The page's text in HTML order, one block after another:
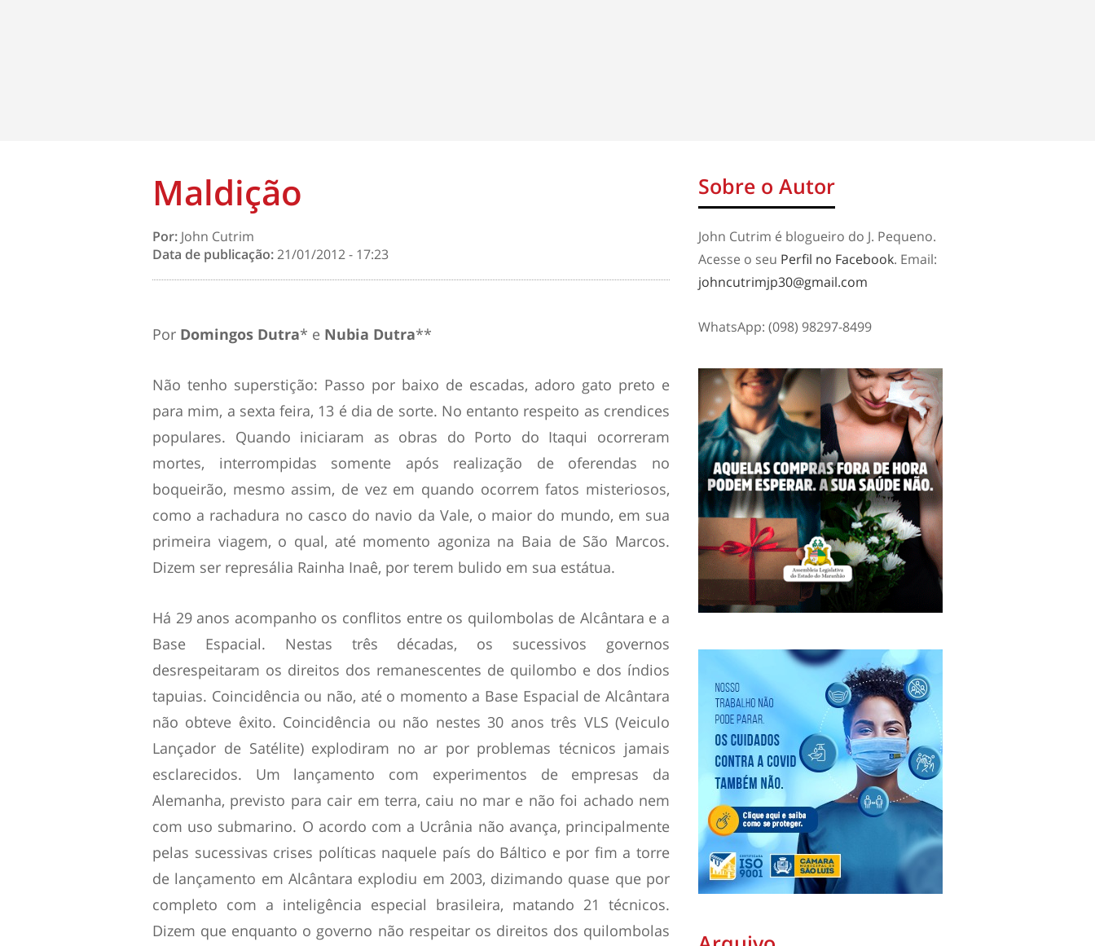
Maldição
Por: John Cutrim
Data de publicação:21/01/2012 - 17:23
Por Domingos Dutra* e Nubia Dutra**
Não tenho superstição: Passo por baixo de escadas, adoro gato preto e
para mim, a sexta feira, 13 é dia de sorte. No entanto respeito as crendices
populares. Quando iniciaram as obras do Porto do Itaqui ocorreram
mortes, interrompidas somente após realização de oferendas no
boqueirão, mesmo assim, de vez em quando ocorrem fatos misteriosos,
como a rachadura no casco do navio da Vale, o maior do mundo, em sua
primeira viagem, o qual, até momento agoniza na Baia de São Marcos.
Dizem ser represália Rainha Inaê, por terem bulido em sua estátua.
Há 29 anos acompanho os conflitos entre os quilombolas de Alcântara e a
Base Espacial. Nestas três décadas, os sucessivos governos
desrespeitaram os direitos dos remanescentes de quilombo e dos índios
tapuias. Coincidência ou não, até o momento a Base Espacial de Alcântara
não obteve êxito. Coincidência ou não nestes 30 anos três VLS (Veiculo
Lançador de Satélite) explodiram no ar por problemas técnicos jamais
esclarecidos. Um lançamento com experimentos de empresas da
Alemanha, previsto para cair em terra, caiu no mar e não foi achado nem
com uso submarino. O acordo com a Ucrânia não avança, principalmente
pelas sucessivas crises políticas naquele país do Báltico e por fim a torre
de lançamento em Alcântara explodiu em 2003, dizimando quase que por
completo com a inteligência especial brasileira, matando 21 técnicos.
Dizem que enquanto o governo não respeitar os direitos dos quilombolas
Sobre o Autor
John Cutrim é blogueiro do J. Pequeno.
Acesse o seu Perfil no Facebook. Email:
johncutrimjp30@gmail.com
WhatsApp: (098) 98297-8499